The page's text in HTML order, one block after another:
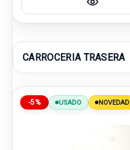
CARROCERIA TRASERA
-5% USADO NOVEDAD